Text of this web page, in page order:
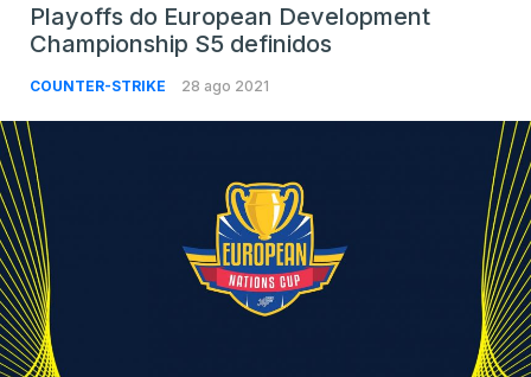
Playoffs do European Development
Championship S5 definidos
COUNTER-STRIKE 28 ago 2021